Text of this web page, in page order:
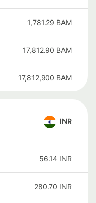
1,781.29 BAM
17,812.90 BAM
17,812,900 BAM
INR
56.14 INR
280.70 INR